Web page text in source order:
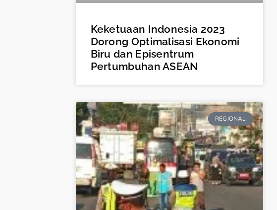
Keketuaan Indonesia 2023
Dorong Optimalisasi Ekonomi
Biru dan Episentrum
Pertumbuhan ASEAN
REGIONAL